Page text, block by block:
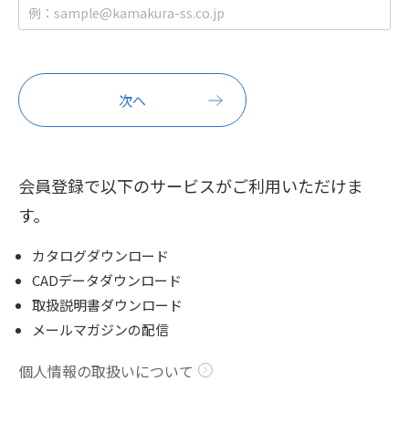
会員登録で以下のサービスがご利用いただけま
す。
カタログダウンロード
CADデータダウンロード
取扱説明書ダウンロード
メールマガジンの配信
個人情報の取扱いについて